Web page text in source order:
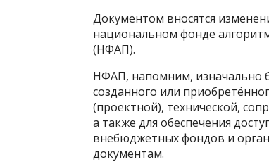
Документом вносятся
национальном фонде
(НФАП).
НФАП, напомним, изначально
созданного или
(проектной), технической,
а также для обеспечения
внебюджетных фондов и
документам.